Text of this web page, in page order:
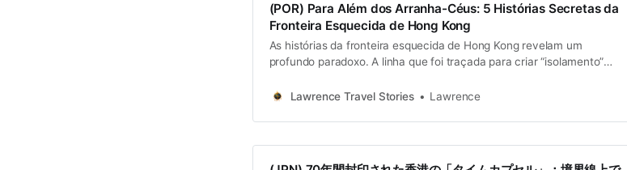
(POR) Para Além dos Arranha-Céus: 5 Histórias Secretas da
Fronteira Esquecida de Hong Kong
As histórias da fronteira esquecida de Hong Kong revelam um
profundo paradoxo. A linha que foi traçada para criar “isolamento”
mais de 70 anos, enquanto o resto de Hong Kong se catapultava para
Lawrence Travel Stories Lawrence